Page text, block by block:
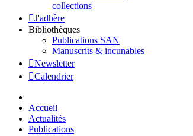
collections
J'adhère
Bibliothèques
Publications SAN
Manuscrits & incunables
Newsletter
Calendrier
Accueil
Actualités
Publications